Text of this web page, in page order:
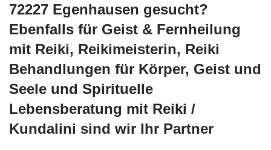
72227 Egenhausen gesucht?
Ebenfalls für Geist & Fernheilung
mit Reiki, Reikimeisterin, Reiki
Behandlungen für Körper, Geist und
Seele und Spirituelle
Lebensberatung mit Reiki /
Kundalini sind wir Ihr Partner